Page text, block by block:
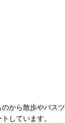
から散歩やバスツ
しています。